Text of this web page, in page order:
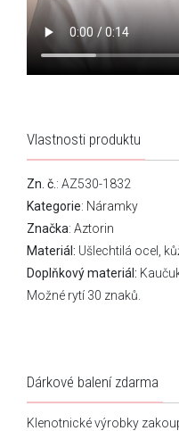
Vlastnosti produktu
Zn. č. : AZ530-1832
Kategorie: Náramky
Značka: Aztorin
Materiál: Ušlechtilá ocel,
Doplňkový materiál:
Možné rytí 30 znaků.
Dárkové balení zdarma
Klenotnické výrobky